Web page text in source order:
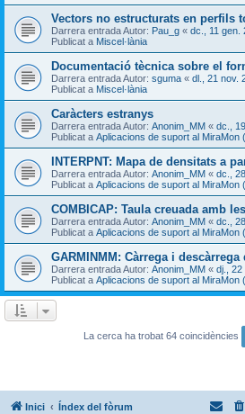
Vectors no estructurats en perfils
Darrera entrada Autor: Pau_g « dc., 11 gen.
Publicat a Miscel·lània
Documentació tècnica sobre el
Darrera entrada Autor: sguma « dl., 21 nov.
Publicat a Miscel·lània
Caràcters estranys
Darrera entrada Autor: Anonim_MM « dc.,
Publicat a Aplicacions de suport al MiraMon
INTERPNT: Mapa de densitats a
Darrera entrada Autor: Anonim_MM « dc.,
Publicat a Aplicacions de suport al MiraMon
COMBICAP: Taula creuada amb
Darrera entrada Autor: Anonim_MM « dc.,
Publicat a Aplicacions de suport al MiraMon
GARMINMM: Càrrega i descàrrega
Darrera entrada Autor: Anonim_MM « dj., 22
Publicat a Aplicacions de suport al MiraMon
La cerca ha trobat 64 coincidències
Inici Índex del fòrum